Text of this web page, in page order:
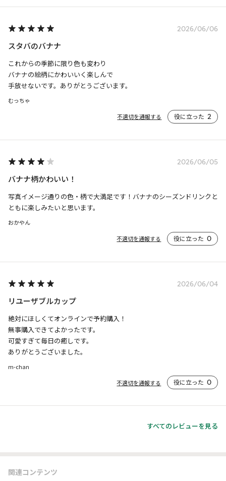
2026/06/06
スタバのバナナ
これからの季節に限り色も変わり
バナナの絵柄にかわいいく楽しんで
手放せないです。ありがとうございます。
むっちゃ
不適切を通報する 役に立った 2
2026/06/05
バナナ柄かわいい！
写真イメージ通りの色・柄で大満足です！バナナのシーズンドリンクと
ともに楽しみたいと思います。
おかやん
不適切を通報する 役に立った 0
2026/06/04
リユーザブルカップ
絶対にほしくてオンラインで予約購入！
無事購入できてよかったです。
可愛すぎて毎日の癒しです。
ありがとうございました。
m-chan
不適切を通報する 役に立った 0
すべてのレビューを見る
関連コンテンツ